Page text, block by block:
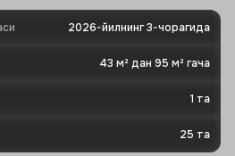
2026-йилнинг 3-чорагида
43 м² дан 95 м² гача
1 та
25 та